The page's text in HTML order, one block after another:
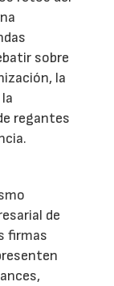
sobre
la
regantes
de
firmas